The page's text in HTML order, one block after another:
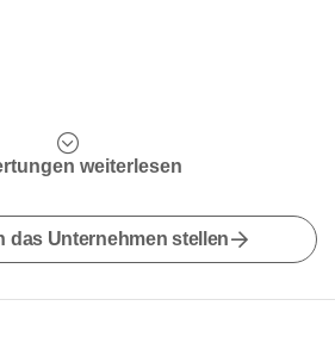
weiterlesen
das Unternehmen stellen